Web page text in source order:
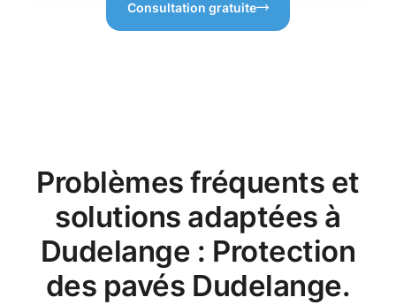
Consultation gratuite
Problèmes fréquents et
solutions adaptées à
Dudelange : Protection
des pavés Dudelange.